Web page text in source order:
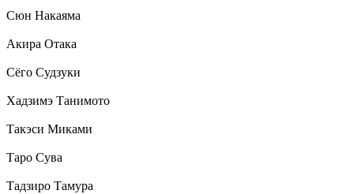
Сюн Накаяма
Акира Отака
Сёго Судзуки
Хадзимэ Танимото
Такэси Миками
Таро Сува
Тадзиро Тамура